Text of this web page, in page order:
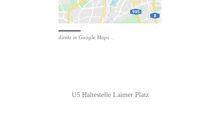
direkt in Google Maps ...
U5 Haltestelle Laimer Platz